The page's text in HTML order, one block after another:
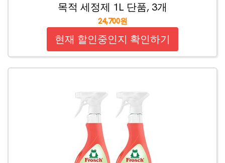
목적 세정제 1L 단품, 3개
24,700원
현재 할인중인지 확인하기